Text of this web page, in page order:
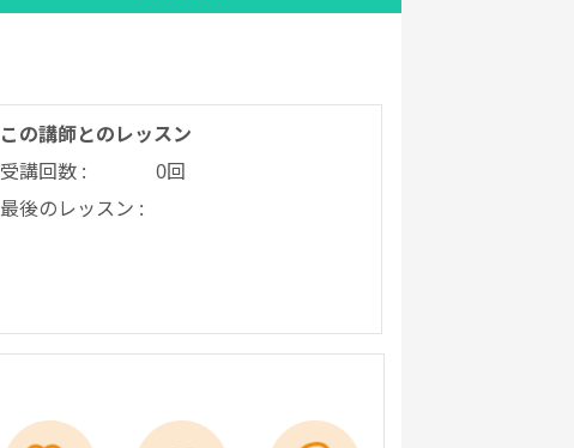
この講師とのレッスン
受講回数 :
0回
最後のレッスン :